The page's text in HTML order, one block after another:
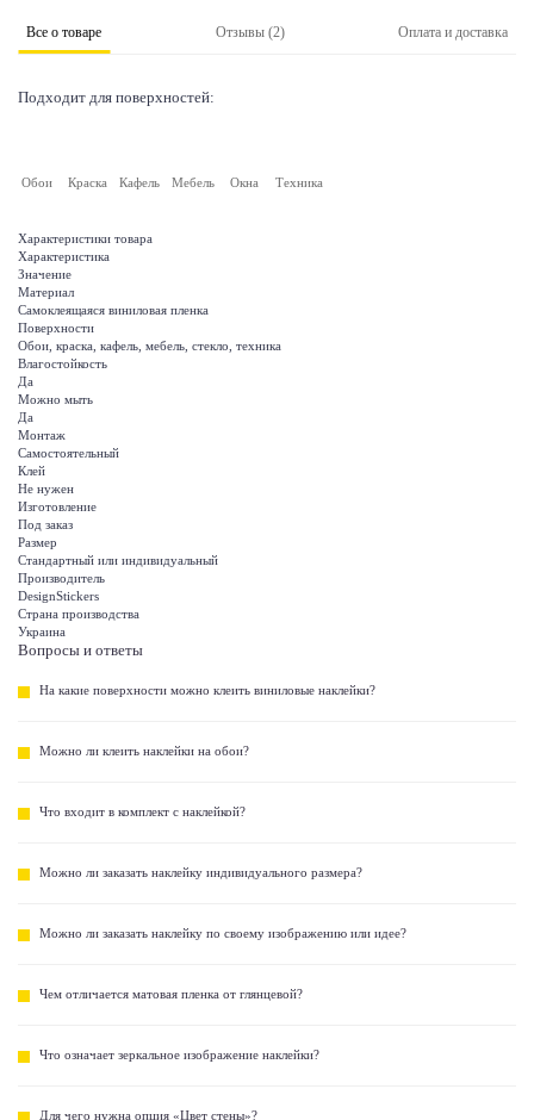
Все о товаре Отзывы (2) Оплата и доставка
Подходит для поверхностей:
Обои Краска Кафель Мебель Окна Техника
Характеристики товара
Характеристика
Значение
Материал
Самоклеящаяся виниловая пленка
Поверхности
Обои, краска, кафель, мебель, стекло, техника
Влагостойкость
Да
Можно мыть
Да
Монтаж
Самостоятельный
Клей
Не нужен
Изготовление
Под заказ
Размер
Стандартный или индивидуальный
Производитель
DesignStickers
Страна производства
Украина
Вопросы и ответы
На какие поверхности можно клеить виниловые наклейки?
Можно ли клеить наклейки на обои?
Что входит в комплект с наклейкой?
Можно ли заказать наклейку индивидуального размера?
Можно ли заказать наклейку по своему изображению или идее?
Чем отличается матовая пленка от глянцевой?
Что означает зеркальное изображение наклейки?
Для чего нужна опция «Цвет стены»?